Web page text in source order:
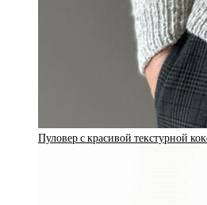
Пуловер с красивой текстурной